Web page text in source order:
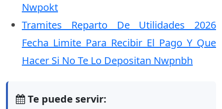
Nwpokt
Tramites Reparto De Utilidades 2026
Fecha Limite Para Recibir El Pago Y Que
Hacer Si No Te Lo Depositan Nwpnbh
Te puede servir: